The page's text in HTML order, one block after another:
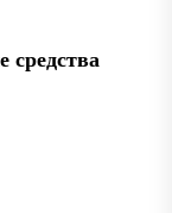
средства